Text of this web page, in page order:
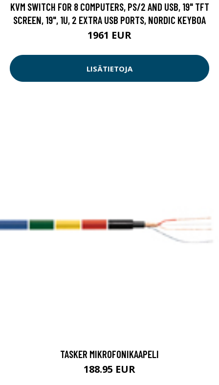
KVM SWITCH FOR 8 COMPUTERS, PS/2 AND USB, 19" TFT
SCREEN, 19", 1U, 2 EXTRA USB PORTS, NORDIC KEYBOA
1961 EUR
LISÄTIETOJA
TASKER MIKROFONIKAAPELI
188.95 EUR